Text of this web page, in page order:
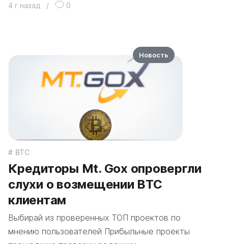
4 г назад / 0
BTC
Кредиторы Mt. Gox опровергли
слухи о возмещении BTC
клиентам
Выбирай из проверенных ТОП проектов по
мнению пользователей Прибыльные проекты
Новость